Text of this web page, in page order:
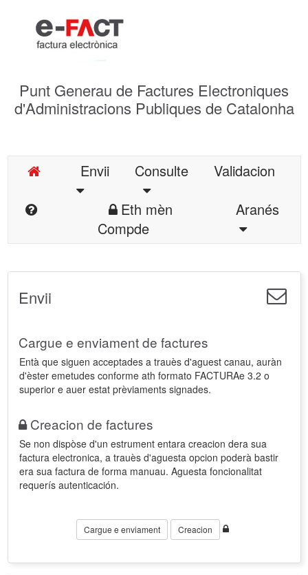
Punt Generau de Factures Electroniques
d'Administracions Publiques de Catalonha
Envii Consulte
Validacion
Eth mèn
Compde
Aranés
Envii
Cargue e enviament de factures
Entà que siguen acceptades a trauès d'aguest canau, auràn
d'èster emetudes conforme ath formato FACTURAe 3.2 o
superior e auer estat prèviaments signades.
Creacion de factures
Se non dispòse d'un estrument entara creacion dera sua
factura electronica, a trauès d'aguesta opcion poderà bastir
era sua factura de forma manuau. Aguesta foncionalitat
requerís autenticación.
Cargue e enviament Creacion